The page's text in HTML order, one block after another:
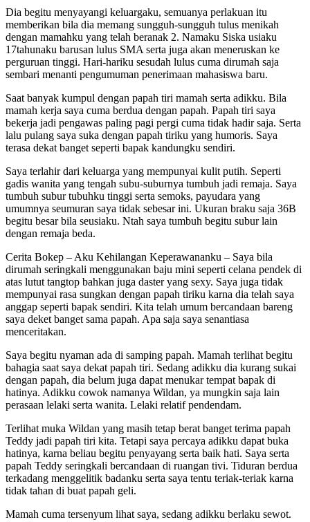
Dia begitu menyayangi keluargaku, semuanya perlakuan itu
memberikan bila dia memang sungguh-sungguh tulus menikah
dengan mamahku yang telah beranak 2. Namaku Siska usiaku
17tahunaku barusan lulus SMA serta juga akan meneruskan ke
perguruan tinggi. Hari-hariku sesudah lulus cuma dirumah saja
sembari menanti pengumuman penerimaan mahasiswa baru.
Saat banyak kumpul dengan papah tiri mamah serta adikku. Bila
mamah kerja saya cuma berdua dengan papah. Papah tiri saya
bekerja jadi pengawas paling pagi pergi cuma tidak hadir saja. Serta
lalu pulang saya suka dengan papah tiriku yang humoris. Saya
terasa dekat banget seperti bapak kandungku sendiri.
Saya terlahir dari keluarga yang mempunyai kulit putih. Seperti
gadis wanita yang tengah subu-suburnya tumbuh jadi remaja. Saya
tumbuh subur tubuhku tinggi serta semoks, payudara yang
umumnya seumuran saya tidak sebesar ini. Ukuran braku saja 36B
begitu besar bila seusiaku. Ntah saya tumbuh begitu subur lain
dengan remaja beda.
Cerita Bokep – Aku Kehilangan Keperawananku – Saya bila
dirumah seringkali menggunakan baju mini seperti celana pendek di
atas lutut tangtop bahkan juga daster yang sexy. Saya juga tidak
mempunyai rasa sungkan dengan papah tiriku karna dia telah saya
anggap seperti bapak sendiri. Kita telah umum bercandaan bareng
saya deket banget sama papah. Apa saja saya senantiasa
menceritakan.
Saya begitu nyaman ada di samping papah. Mamah terlihat begitu
bahagia saat saya dekat papah tiri. Sedang adikku dia kurang sukai
dengan papah, dia belum juga dapat menukar tempat bapak di
hatinya. Adikku cowok namanya Wildan, ya mungkin saja lain
perasaan lelaki serta wanita. Lelaki relatif pendendam.
Terlihat muka Wildan yang masih tetap berat banget terima papah
Teddy jadi papah tiri kita. Tetapi saya percaya adikku dapat buka
hatinya, karna beliau begitu penyayang serta baik hati. Saya serta
papah Teddy seringkali bercandaan di ruangan tivi. Tiduran berdua
terkadang menggelitik badanku serta saya tentu teriak-teriak karna
tidak tahan di buat papah geli.
Mamah cuma tersenyum lihat saya, sedang adikku berlaku sewot.